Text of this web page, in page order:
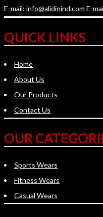
E-mail: info@alidinind.com E-
QUICK LINKS
Home
About Us
Our Products
Contact Us
OUR
Sports Wears
Fitness Wears
Casual Wears